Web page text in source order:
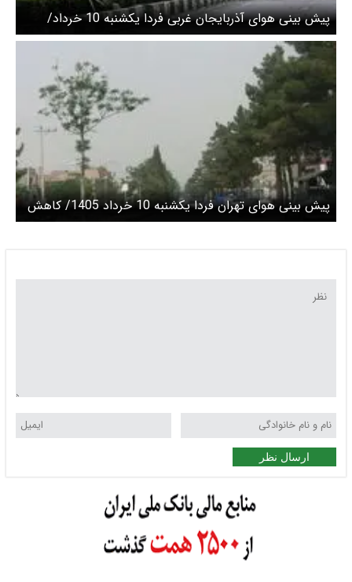
پیش بینی هوای آذربایجان غربی فردا یکشنبه 10 خرداد/
وزش باد نسبتاً شدید طی 2 روز آینده
پیش بینی هوای تهران فردا یکشنبه 10 خرداد 1405/ کاهش
دما تا فردا
ارسال نظر